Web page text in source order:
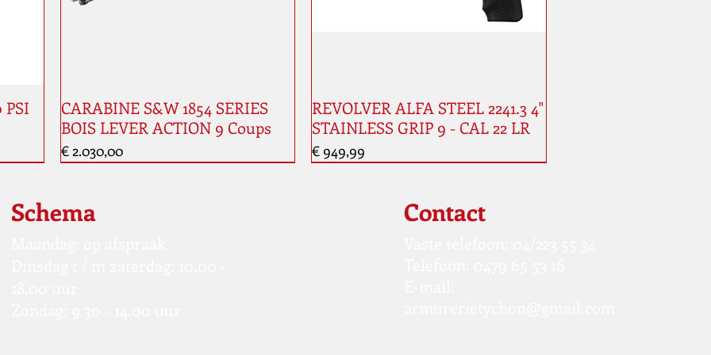
CARABINE S&W 1854 SERIES
BOIS LEVER ACTION 9 Coups
Prijs
€ 2.030,00
REVOLVER ALFA STEEL 2241.3 4"
STAINLESS GRIP 9 - CAL 22 LR
Prijs
€ 949,99
Schema Contact